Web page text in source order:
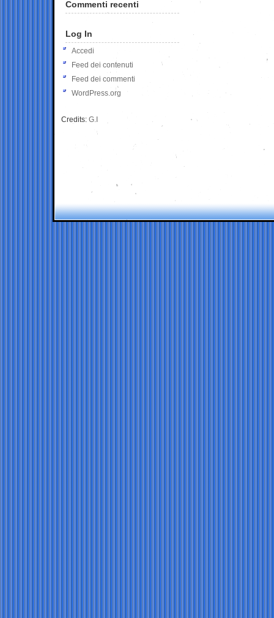
Commenti recenti
Log In
Accedi
Feed dei contenuti
Feed dei commenti
WordPress.org
Credits: G.I